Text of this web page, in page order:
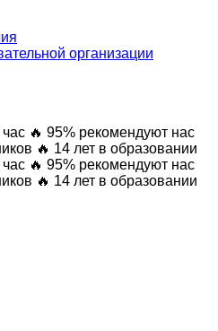
организации
🔥 95% рекомендуют нас
🔥 14 лет в образовании
🔥 95% рекомендуют нас
🔥 14 лет в образовании